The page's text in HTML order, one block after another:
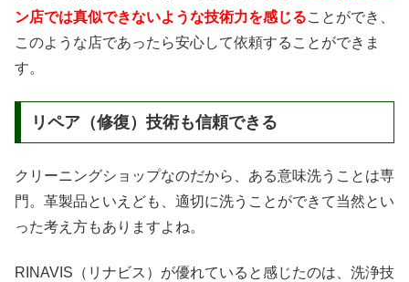
ン店では真似できないような技術力を感じることができ、
このような店であったら安心して依頼することができま
す。
リペア（修復）技術も信頼できる
クリーニングショップなのだから、ある意味洗うことは専
門。革製品といえども、適切に洗うことができて当然とい
った考え方もありますよね。
RINAVIS（リナビス）が優れていると感じたのは、洗浄技